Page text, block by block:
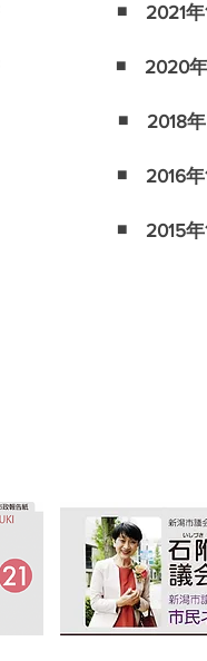
◾️ 2021年
◾️ 2020
◾️ 2018
◾️ 2016年
◾️ 2015年